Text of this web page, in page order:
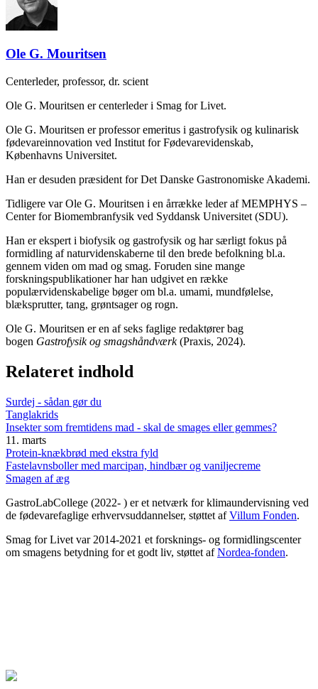
Ole G. Mouritsen
Centerleder, professor, dr. scient
Ole G. Mouritsen er centerleder i Smag for Livet.
Ole G. Mouritsen er professor emeritus i gastrofysik og kulinarisk
fødevareinnovation ved Institut for Fødevarevidenskab,
Københavns Universitet.
Han er desuden præsident for Det Danske Gastronomiske Akademi.
Tidligere var Ole G. Mouritsen i en årrække leder af MEMPHYS –
Center for Biomembranfysik ved Syddansk Universitet (SDU).
Han er ekspert i biofysik og gastrofysik og har særligt fokus på
formidling af naturvidenskaberne til den brede befolkning bl.a.
gennem viden om mad og smag. Foruden sine mange
forskningspublikationer har han udgivet en række
populærvidenskabelige bøger om bl.a. umami, mundfølelse,
blæksprutter, tang, grøntsager og rogn.
Ole G. Mouritsen er en af seks faglige redaktører bag
bogen Gastrofysik og smagshåndværk(Praxis, 2024).
Relateret indhold
Surdej - sådan gør du
Tanglakrids
Insekter som fremtidens mad - skal de smages eller gemmes?
11. marts
Protein-knækbrød med ekstra fyld
Fastelavnsboller med marcipan, hindbær og vaniljecreme
Smagen af æg
GastroLabCollege (2022- ) er et netværk for klimaundervisning ved
de fødevarefaglige erhvervsuddannelser, støttet afVillum Fonden.
Smag for Livet var 2014-2021 et forsknings- og formidlingscenter
om smagens betydning for et godt liv, støttet afNordea-fonden.